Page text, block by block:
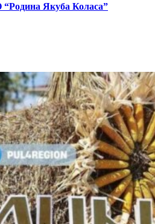
Якуба Коласа”